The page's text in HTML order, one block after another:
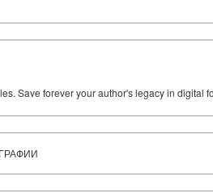
Save forever your author's legacy in digital